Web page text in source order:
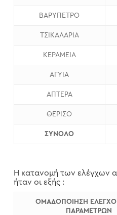
ΒΑΡΥΠΕΤΡΟ
ΤΣΙΚΑΛΑΡΙΑ
ΚΕΡΑΜΕΙΑ
ΑΓΥΙΑ
ΑΠΤΕΡΑ
ΘΕΡΙΣΟ
ΣΥΝΟΛΟ
Η κατανομή των ελέγχων
ήταν οι εξής :
ΟΜΑΔΟΠΟΙΗΣΗ
ΠΑΡΑΜΕΤΡΩΝ